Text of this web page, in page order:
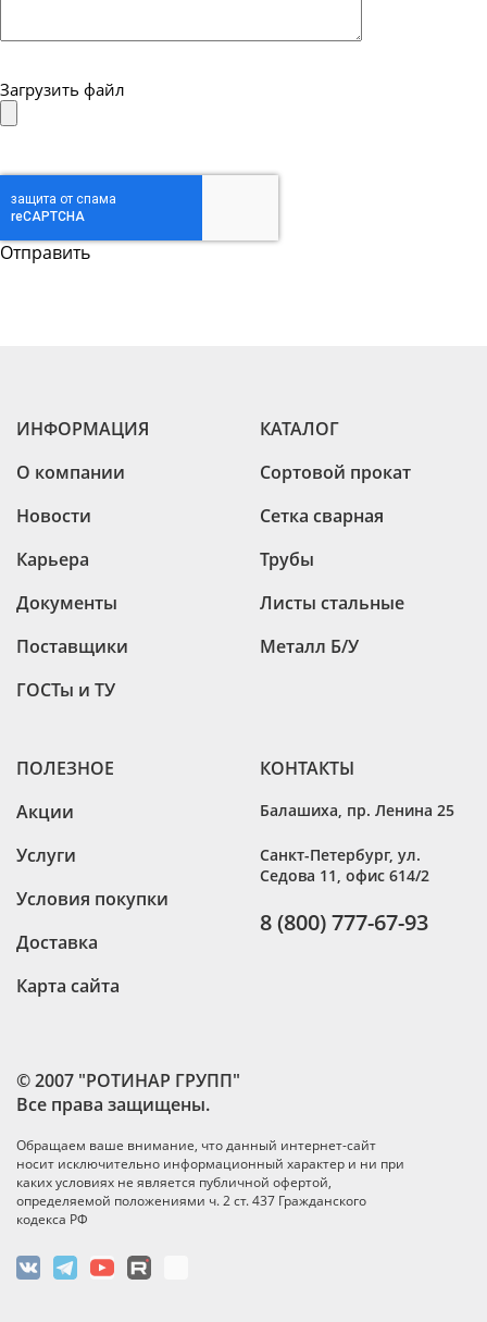
Загрузить файл
© 2007 "РОТИНАР ГРУПП"
Все права защищены.
Обращаем ваше внимание, что данный интернет-сайт
носит исключительно информационный характер и ни при
каких условиях не является публичной офертой,
определяемой положениями ч. 2 ст. 437 Гражданского
кодекса РФ
ИНФОРМАЦИЯ
О компании
Новости
Карьера
Документы
Поставщики
ГОСТы и ТУ
КАТАЛОГ
Сортовой прокат
Сетка сварная
Трубы
Листы стальные
Металл Б/У
ПОЛЕЗНОЕ
Акции
Услуги
Условия покупки
Доставка
Карта сайта
КОНТАКТЫ
Балашиха пр. Ленина 25
Санкт-Петербург, ул.
Седова 11, офис 614/2
8 (800) 777-67-93